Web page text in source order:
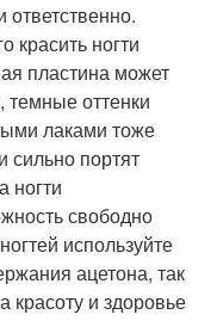
красить ногти
пластина может
темные оттенки
лаками тоже
сильно портят
ногти
свободно
используйте
ацетона, так
красоту и здоровье